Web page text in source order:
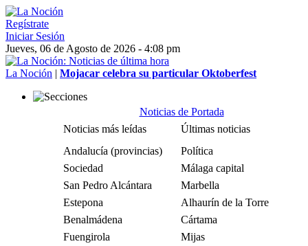
Regístrate
Iniciar Sesión
Jueves, 06 de Agosto de 2026 - 4:08 pm
La Noción | Mojacar celebra su particular Oktoberfest
Noticias de Portada
Noticias más leídas
Últimas noticias
Andalucía (provincias)
Política
Sociedad
Málaga capital
San Pedro Alcántara
Marbella
Estepona
Alhaurín de la Torre
Benalmádena
Cártama
Fuengirola
Mijas